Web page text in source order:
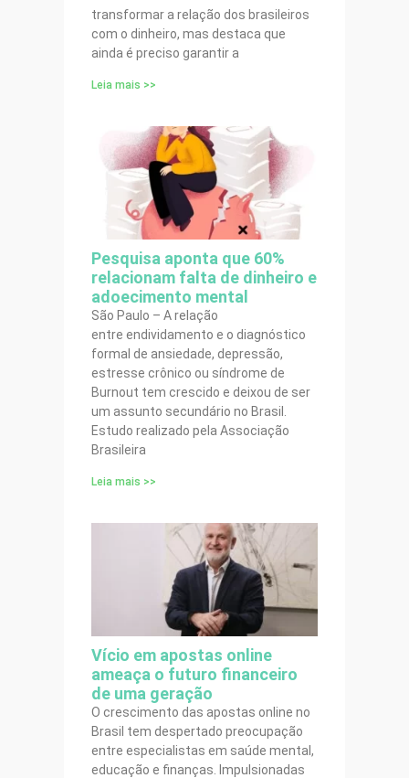
transformar a relação dos brasileiros
com o dinheiro, mas destaca que
ainda é preciso garantir a
Leia mais >>
Pesquisa aponta que 60%
relacionam falta de dinheiro e
adoecimento mental
São Paulo – A relação
entre endividamento e o diagnóstico
formal de ansiedade, depressão,
estresse crônico ou síndrome de
Burnout tem crescido e deixou de ser
um assunto secundário no Brasil.
Estudo realizado pela Associação
Brasileira
Leia mais >>
Vício em apostas online
ameaça o futuro financeiro
de uma geração
O crescimento das apostas online no
Brasil tem despertado preocupação
entre especialistas em saúde mental,
educação e finanças. Impulsionadas